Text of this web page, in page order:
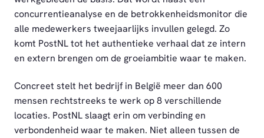
concurrentieanalyse en de betrokkenheidsmonitor die
alle medewerkers tweejaarlijks invullen gelegd. Zo
komt PostNL tot het authentieke verhaal dat ze intern
en extern brengen om de groeiambitie waar te maken.
Concreet stelt het bedrijf in België meer dan 600
mensen rechtstreeks te werk op 8 verschillende
locaties. PostNL slaagt erin om verbinding en
verbondenheid waar te maken. Niet alleen tussen de